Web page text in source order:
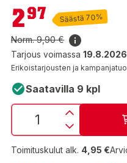
2,97 €
297 Säästä 70%
Norm.9,90 €
Tarjous voimassa 19.8.2026
Erikoistarjousten ja
Saatavilla 9 kpl
Toimituskulut alk. 4,95 €